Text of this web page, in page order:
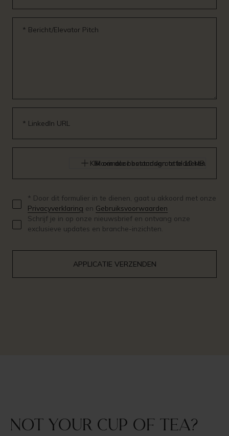
* Bericht/Elevator Pitch
* LinkedIn URL
Klik om door bestanden te bladeren
Maximale bestandsgrootte 10 MB.
* Door dit formulier in te dienen, gaat u akkoord met onze
Privacyverklaring en Gebruiksvoorwaarden
Schrijf je in op onze nieuwsbrief en ontvang onze
exclusieve updates en branche-inzichten.
Not your cup of tea?